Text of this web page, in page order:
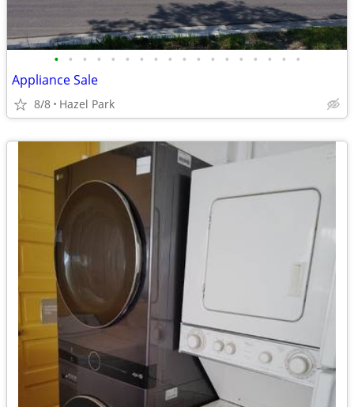
• • • • • • • • • • • • • • • • • •
Appliance Sale
8/8 Hazel Park